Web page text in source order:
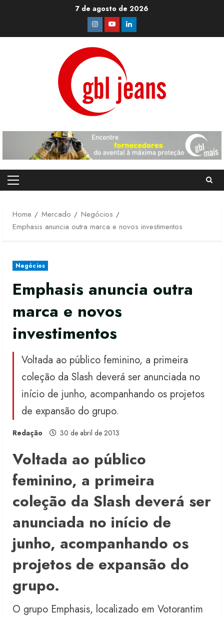
7 de agosto de 2026
Instagram
YoutubeLinkedin
Primary
Home
Mercado
Negócios
Emphasis anuncia outra marca e novos investimentos
Negócios
Emphasis anuncia outra
marca e novos
investimentos
Voltada ao público feminino, a primeira
coleção da Slash deverá ser anunciada no
início de junho, acompanhando os projetos
de expansão do grupo.
Redação 30 de abril de 2013
Voltada ao público
feminino, a primeira
coleção da Slash deverá ser
anunciada no início de
junho, acompanhando os
projetos de expansão do
grupo.
O grupo Emphasis, localizado em Votorantim